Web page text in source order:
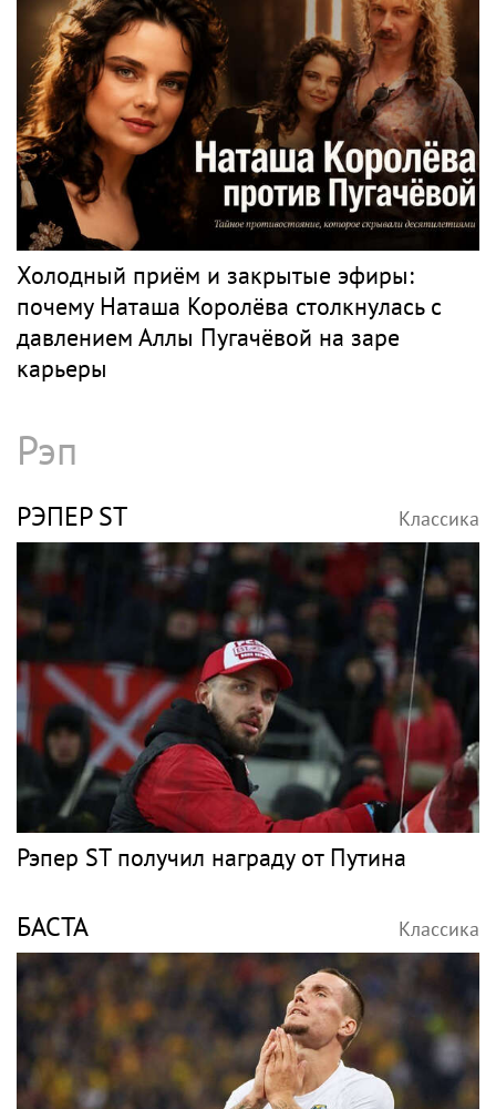
Холодный приём и закрытые эфиры:
почему Наташа Королёва столкнулась с
давлением Аллы Пугачёвой на заре
карьеры
Рэп
РЭПЕР ST Классика
Рэпер ST получил награду от Путина
БАСТА Классика